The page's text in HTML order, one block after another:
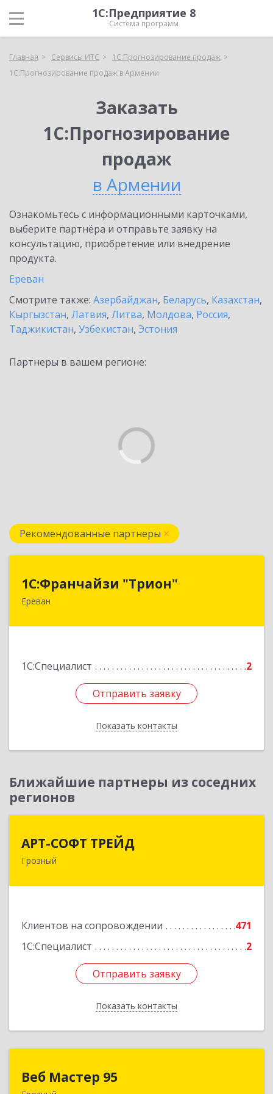
1С:Предприятие 8
Система программ
Главная Сервисы ИТС
1С:Прогнозирование продаж
1С:Прогнозирование продаж в Армении
Заказать
1С:Прогнозирование
продаж
в Армении
Ознакомьтесь с информационными карточками,
выберите партнёра и отправьте заявку на
консультацию, приобретение или внедрение
продукта.
Ереван
Смотрите также: Азербайджан, Беларусь, Казахстан,
Кыргызстан, Латвия, Литва, Молдова, Россия,
Таджикистан, Узбекистан, Эстония
Партнеры в вашем регионе:
Рекомендованные партнеры
1С:Франчайзи "Трион"
Ереван
1С:Специалист 2
Отправить заявку
Показать контакты
1С:Франчайзи "Трион"
Армения, Ереван, ул. Наири Заряна 73/1, 2 этаж
Отправить заявку
Назад
Ближайшие партнеры из соседних
регионов
АРТ-СОФТ ТРЕЙД
Грозный
Клиентов на сопровождении
471
1С:Специалист
2
Отправить заявку
Показать контакты
364013, Чеченская Респ, Грозный г, Полярников
Отправить заявку
Назад
Веб Мастер 95